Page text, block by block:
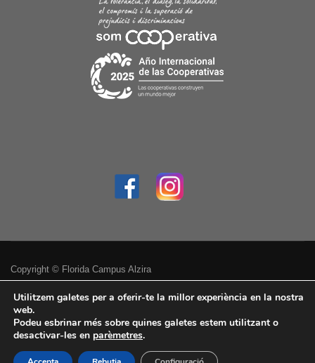
Copyright © Florida Campus Alzira
Política de privacitat
Avís legal
Accessibilitat
Utilitzem galetes per a oferir-te la millor experiència en la nostra
web.
Podeu esbrinar més sobre quines galetes estem utilitzant o
desactivar-les en parèmetres.